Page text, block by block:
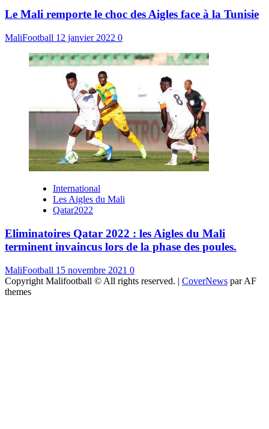
Le Mali remporte le choc des Aigles face à la Tunisie
MaliFootball 12 janvier 2022 0
International
Les Aigles du Mali
Qatar2022
Eliminatoires Qatar 2022 : les Aigles du Mali
terminent invaincus lors de la phase des poules.
MaliFootball 15 novembre 2021 0
Copyright Malifootball © All rights reserved. | CoverNews par AF
themes